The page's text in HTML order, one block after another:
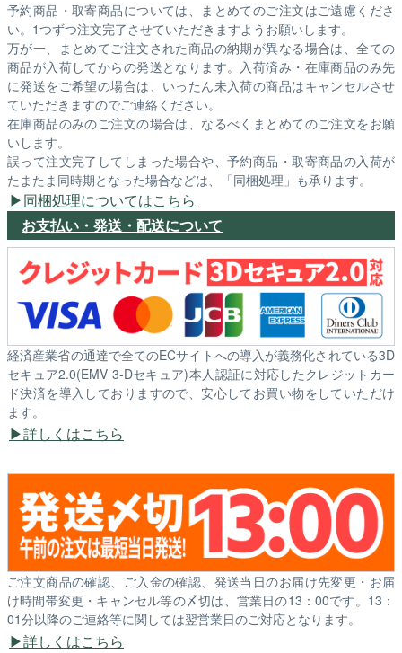
予約商品・取寄商品については、まとめてのご注文はご遠慮くださ
い。1つずつ注文完了させていただきますようお願いします。
万が一、まとめてご注文された商品の納期が異なる場合は、全ての
商品が入荷してからの発送となります。入荷済み・在庫商品のみ先
に発送をご希望の場合は、いったん未入荷の商品はキャンセルさせ
ていただきますのでご連絡ください。
在庫商品のみのご注文の場合は、なるべくまとめてのご注文をお願
いします。
誤って注文完了してしまった場合や、予約商品・取寄商品の入荷が
たまたま同時期となった場合などは、「同梱処理」も承ります。
同梱処理についてはこちら
お支払い・発送・配送について
経済産業省の通達で全てのECサイトへの導入が義務化されている3D
セキュア2.0(EMV 3-Dセキュア)本人認証に対応したクレジットカー
ド決済を導入しておりますので、安心してお買い物をしていただけ
ます。
詳しくはこちら
ご注文商品の確認、ご入金の確認、発送当日のお届け先変更・お届
け時間帯変更・キャンセル等の〆切は、営業日の13：00です。13：
01分以降のご連絡等に関しては翌営業日のご対応となります。
詳しくはこちら